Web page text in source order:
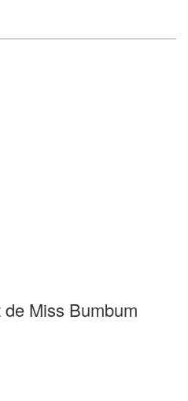
Miss Bumbum